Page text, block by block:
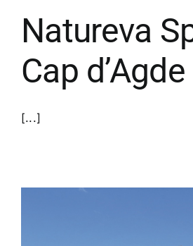
Natureva
Cap d’Agde
[...]